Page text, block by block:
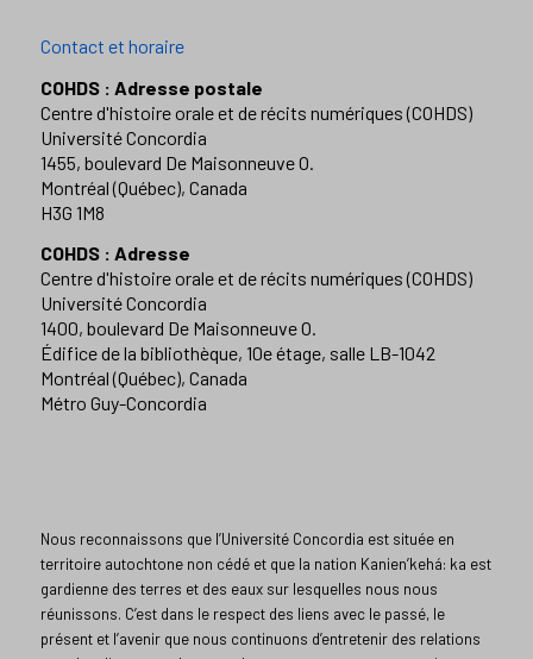
Contact et horaire
COHDS : Adresse postale
Centre d'histoire orale et de récits numériques (COHDS)
Université Concordia
1455, boulevard De Maisonneuve O.
Montréal (Québec), Canada
H3G 1M8
COHDS : Adresse
Centre d'histoire orale et de récits numériques (COHDS)
Université Concordia
1400, boulevard De Maisonneuve O.
Édifice de la bibliothèque, 10e étage, salle LB-1042
Montréal (Québec), Canada
Métro Guy-Concordia
Nous reconnaissons que l’Université Concordia est située en
territoire autochtone non cédé et que la nation Kanien’kehá: ka est
gardienne des terres et des eaux sur lesquelles nous nous
réunissons. C’est dans le respect des liens avec le passé, le
présent et l’avenir que nous continuons d’entretenir des relations